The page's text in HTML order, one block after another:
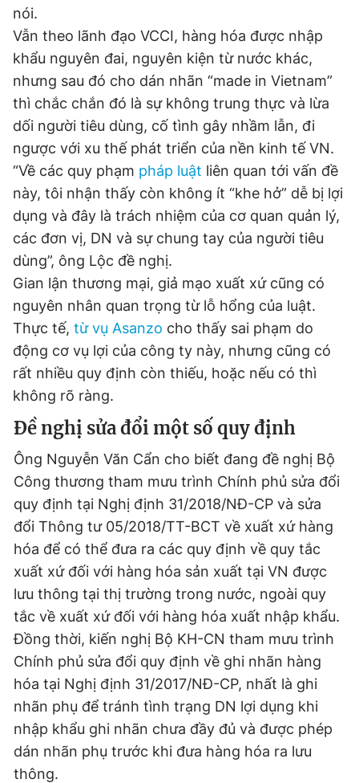
nói.
Vẫn theo lãnh đạo VCCI, hàng hóa được nhập
khẩu nguyên đai, nguyên kiện từ nước khác,
nhưng sau đó cho dán nhãn “made in Vietnam”
thì chắc chắn đó là sự không trung thực và lừa
dối người tiêu dùng, cố tình gây nhầm lẫn, đi
ngược với xu thế phát triển của nền kinh tế VN.
“Về các quy phạm pháp luật liên quan tới vấn đề
này, tôi nhận thấy còn không ít “khe hở” dễ bị lợi
dụng và đây là trách nhiệm của cơ quan quản lý,
các đơn vị, DN và sự chung tay của người tiêu
dùng”, ông Lộc đề nghị.
Gian lận thương mại, giả mạo xuất xứ cũng có
nguyên nhân quan trọng từ lỗ hổng của luật.
Thực tế, từ vụ Asanzo cho thấy sai phạm do
động cơ vụ lợi của công ty này, nhưng cũng có
rất nhiều quy định còn thiếu, hoặc nếu có thì
không rõ ràng.
Đề nghị sửa đổi một số quy định
Ông Nguyễn Văn Cẩn cho biết đang đề nghị Bộ
Công thương tham mưu trình Chính phủ sửa đổi
quy định tại Nghị định 31/2018/NĐ-CP và sửa
đổi Thông tư 05/2018/TT-BCT về xuất xứ hàng
hóa để có thể đưa ra các quy định về quy tắc
xuất xứ đối với hàng hóa sản xuất tại VN được
lưu thông tại thị trường trong nước, ngoài quy
tắc về xuất xứ đối với hàng hóa xuất nhập khẩu.
Đồng thời, kiến nghị Bộ KH-CN tham mưu trình
Chính phủ sửa đổi quy định về ghi nhãn hàng
hóa tại Nghị định 31/2017/NĐ-CP, nhất là ghi
nhãn phụ để tránh tình trạng DN lợi dụng khi
nhập khẩu ghi nhãn chưa đầy đủ và được phép
dán nhãn phụ trước khi đưa hàng hóa ra lưu
thông.